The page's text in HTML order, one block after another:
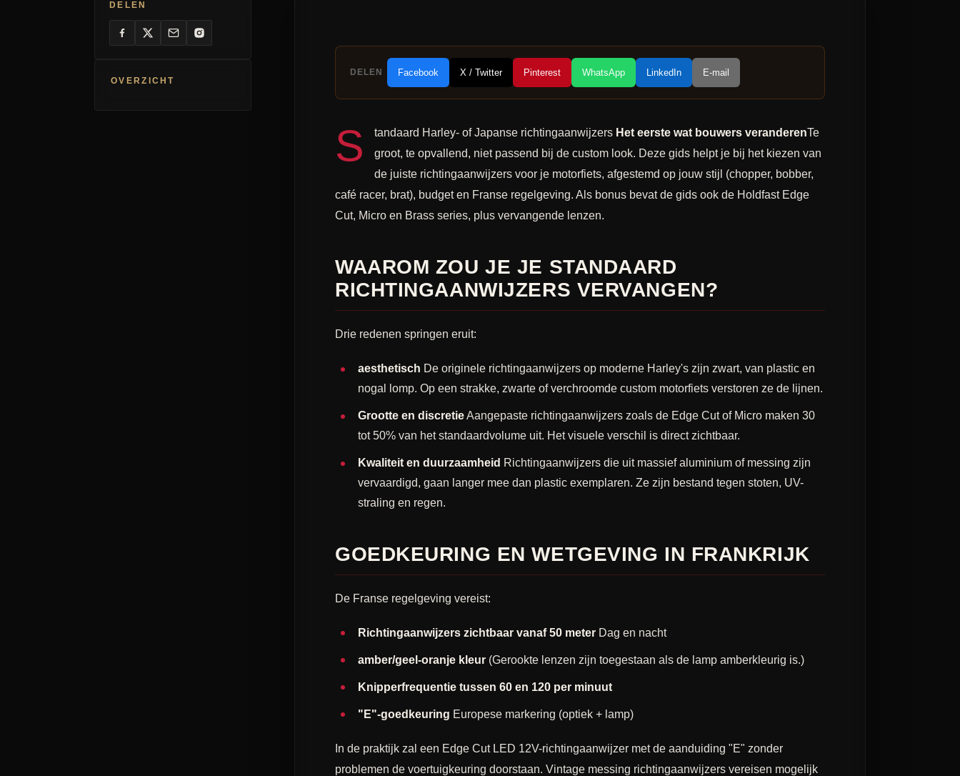
DELEN
OVERZICHT
DELEN Facebook X / Twitter Pinterest WhatsApp LinkedIn E-mail
S tandaard Harley- of Japanse richtingaanwijzers Het eerste wat bouwers veranderenTe
groot, te opvallend, niet passend bij de custom look. Deze gids helpt je bij het kiezen van
de juiste richtingaanwijzers voor je motorfiets, afgestemd op jouw stijl (chopper, bobber,
café racer, brat), budget en Franse regelgeving. Als bonus bevat de gids ook de Holdfast Edge
Cut, Micro en Brass series, plus vervangende lenzen.
WAAROM ZOU JE JE STANDAARD
RICHTINGAANWIJZERS VERVANGEN?
Drie redenen springen eruit:
aesthetisch De originele richtingaanwijzers op moderne Harley's zijn zwart, van plastic en
nogal lomp. Op een strakke, zwarte of verchroomde custom motorfiets verstoren ze de lijnen.
Grootte en discretieAangepaste richtingaanwijzers zoals de Edge Cut of Micro maken 30
tot 50% van het standaardvolume uit. Het visuele verschil is direct zichtbaar.
Kwaliteit en duurzaamheid Richtingaanwijzers die uit massief aluminium of messing zijn
vervaardigd, gaan langer mee dan plastic exemplaren. Ze zijn bestand tegen stoten, UV-
straling en regen.
GOEDKEURING EN WETGEVING IN FRANKRIJK
De Franse regelgeving vereist:
Richtingaanwijzers zichtbaar vanaf 50 meter Dag en nacht
amber/geel-oranje kleur (Gerookte lenzen zijn toegestaan ​​als de lamp amberkleurig is.)
Knipperfrequentie tussen 60 en 120 per minuut
"E"-goedkeuring Europese markering (optiek + lamp)
In de praktijk zal een Edge Cut LED 12V-richtingaanwijzer met de aanduiding "E" zonder
problemen de voertuigkeuring doorstaan. Vintage messing richtingaanwijzers vereisen mogelijk